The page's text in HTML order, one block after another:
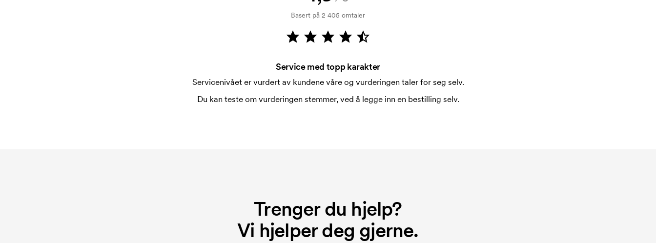
Basert på 2 405 omtaler
Service med topp karakter
Servicenivået er vurdert av kundene våre og vurderingen taler for seg selv.
Du kan teste om vurderingen stemmer, ved å legge inn en bestilling selv.
Trenger du hjelp?
Vi hjelper deg gjerne.